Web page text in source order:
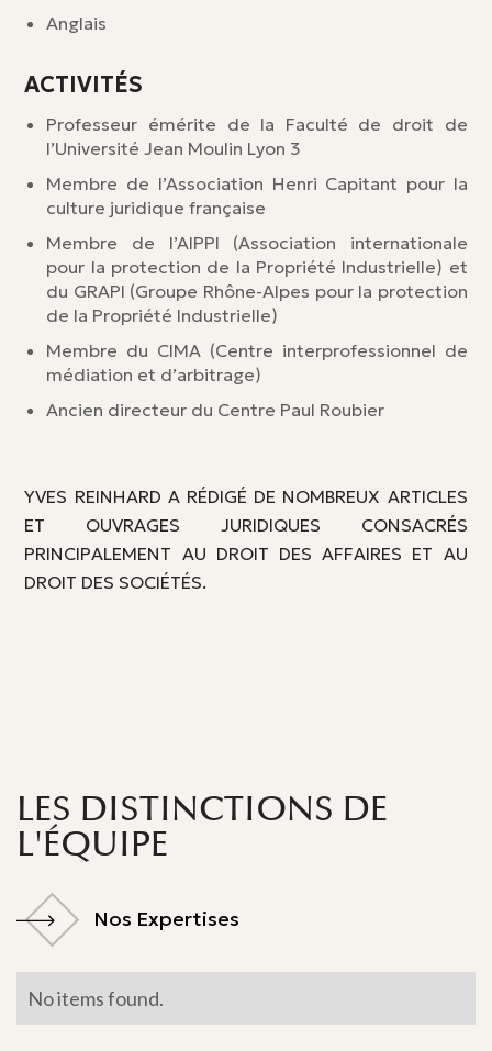
Anglais
ACTIVITÉS
Professeur émérite de la Faculté de droit de
l’Université Jean Moulin Lyon 3
Membre de l’Association Henri Capitant pour la
culture juridique française
Membre de l’AIPPI (Association internationale
pour la protection de la Propriété Industrielle) et
du GRAPI (Groupe Rhône-Alpes pour la protection
de la Propriété Industrielle)
Membre du CIMA (Centre interprofessionnel de
médiation et d’arbitrage)
Ancien directeur du Centre Paul Roubier
YVES REINHARD A RÉDIGÉ DE NOMBREUX ARTICLES
ET OUVRAGES JURIDIQUES CONSACRÉS
PRINCIPALEMENT AU DROIT DES AFFAIRES ET AU
DROIT DES SOCIÉTÉS.
LES DISTINCTIONS DE
L'ÉQUIPE
Nos Expertises
No items found.